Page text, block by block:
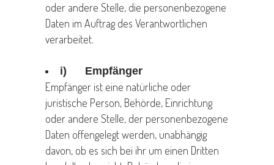
oder andere Stelle, die personenbezogene
Daten im Auftrag des Verantwortlichen
verarbeitet.
i) Empfänger
Empfänger ist eine natürliche oder
juristische Person, Behörde, Einrichtung
oder andere Stelle, der personenbezogene
Daten offengelegt werden, unabhängig
davon, ob es sich bei ihr um einen Dritten